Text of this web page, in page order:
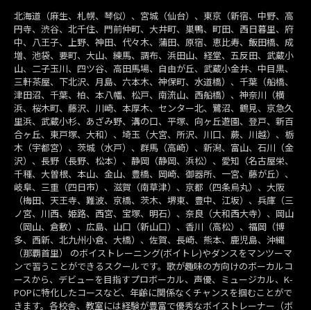
北海道（麻生、札幌、琴似）、宮城（仙台）、東京（新宿、中野、高
円寺、渋谷、北千住、門前仲町、大井町、巣鴨、町田、西日暮里、府
中、八王子、上野、神田、代々木、蒲田、原宿、恵比寿、飯田橋、成
増、池袋、要町、大山、練馬、調布、浜田山、経堂、五反田、武蔵小
山、二子玉川、四ツ谷、高田馬場、自由が丘、武蔵小金井、中目黒、
三軒茶屋、下北沢、月島、六本木、神保町、水道橋）、千葉（船橋、
津田沼、千葉、柏、本八幡、松戸、南流山、西船橋）、神奈川（横
浜、桜木町、藤沢、川崎、本厚木、センター北、鷺沼、鶴見、京急久
里浜、武蔵小杉、あざみ野、溝の口、平塚、向ヶ丘遊園、登戸、新百
合ヶ丘、東戸塚、大和）、埼玉（大宮、所沢、川口、蕨、川越）、栃
木（宇都宮）、茨城（水戸）、群馬（高崎）、新潟、富山、石川（金
沢）、長野（長野、松本）、静岡（静岡、浜松）、愛知（名古屋栄、
千種、大曽根、本山、金山、豊橋、岡崎、御器所、一宮、藤が丘）、
岐阜、三重（四日市）、滋賀（南草津）、京都（四条烏丸）、大阪
（梅田、天王寺、難波、京橋、茨木、堺東、豊中、江坂）、兵庫（三
ノ宮、川西、姫路、西宮、宝塚、明石）、奈良（大和西大寺）、岡山
（岡山、倉敷）、広島、山口（新山口）、香川（高松）、福岡（博
多、西新、北九州小倉、大橋）、佐賀、長崎、熊本、鹿児島、沖縄
（那覇首里） のボイストレーニング(ボイトレ)やダンスをマンツーマ
ンで習うことができるスクールです。歌が趣味の方向けのボーカルコ
ースから、デビューを目指すプロボーカル、声優、ミュージカル、K-
POPに特化したコースなど、年齢に関係なくチャンスを掴むことがで
きます。各校舎、教室には経験が豊富で優秀なボイストレーナー（ボ